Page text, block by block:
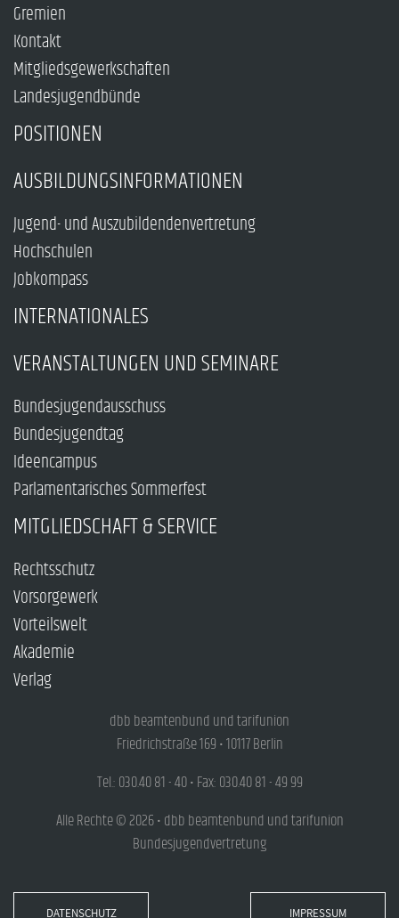
Gremien
Kontakt
Mitgliedsgewerkschaften
Landesjugendbünde
POSITIONEN
AUSBILDUNGSINFORMATIONEN
Jugend- und Auszubildendenvertretung
Hochschulen
Jobkompass
INTERNATIONALES
VERANSTALTUNGEN UND SEMINARE
Bundesjugendausschuss
Bundesjugendtag
Ideencampus
Parlamentarisches Sommerfest
MITGLIEDSCHAFT & SERVICE
Rechtsschutz
Vorsorgewerk
Vorteilswelt
Akademie
Verlag
dbb beamtenbund und tarifunion
Friedrichstraße 169 • 10117 Berlin
Tel.: 030.40 81 - 40 • Fax: 030.40 81 - 49 99
Alle Rechte © 2026 • dbb beamtenbund und tarifunion
Bundesjugendvertretung
DATENSCHUTZ IMPRESSUM